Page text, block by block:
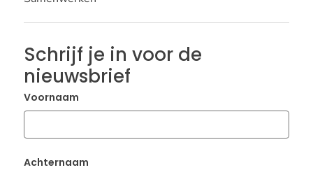
Schrijf je in voor de
nieuwsbrief
Voornaam
Achternaam